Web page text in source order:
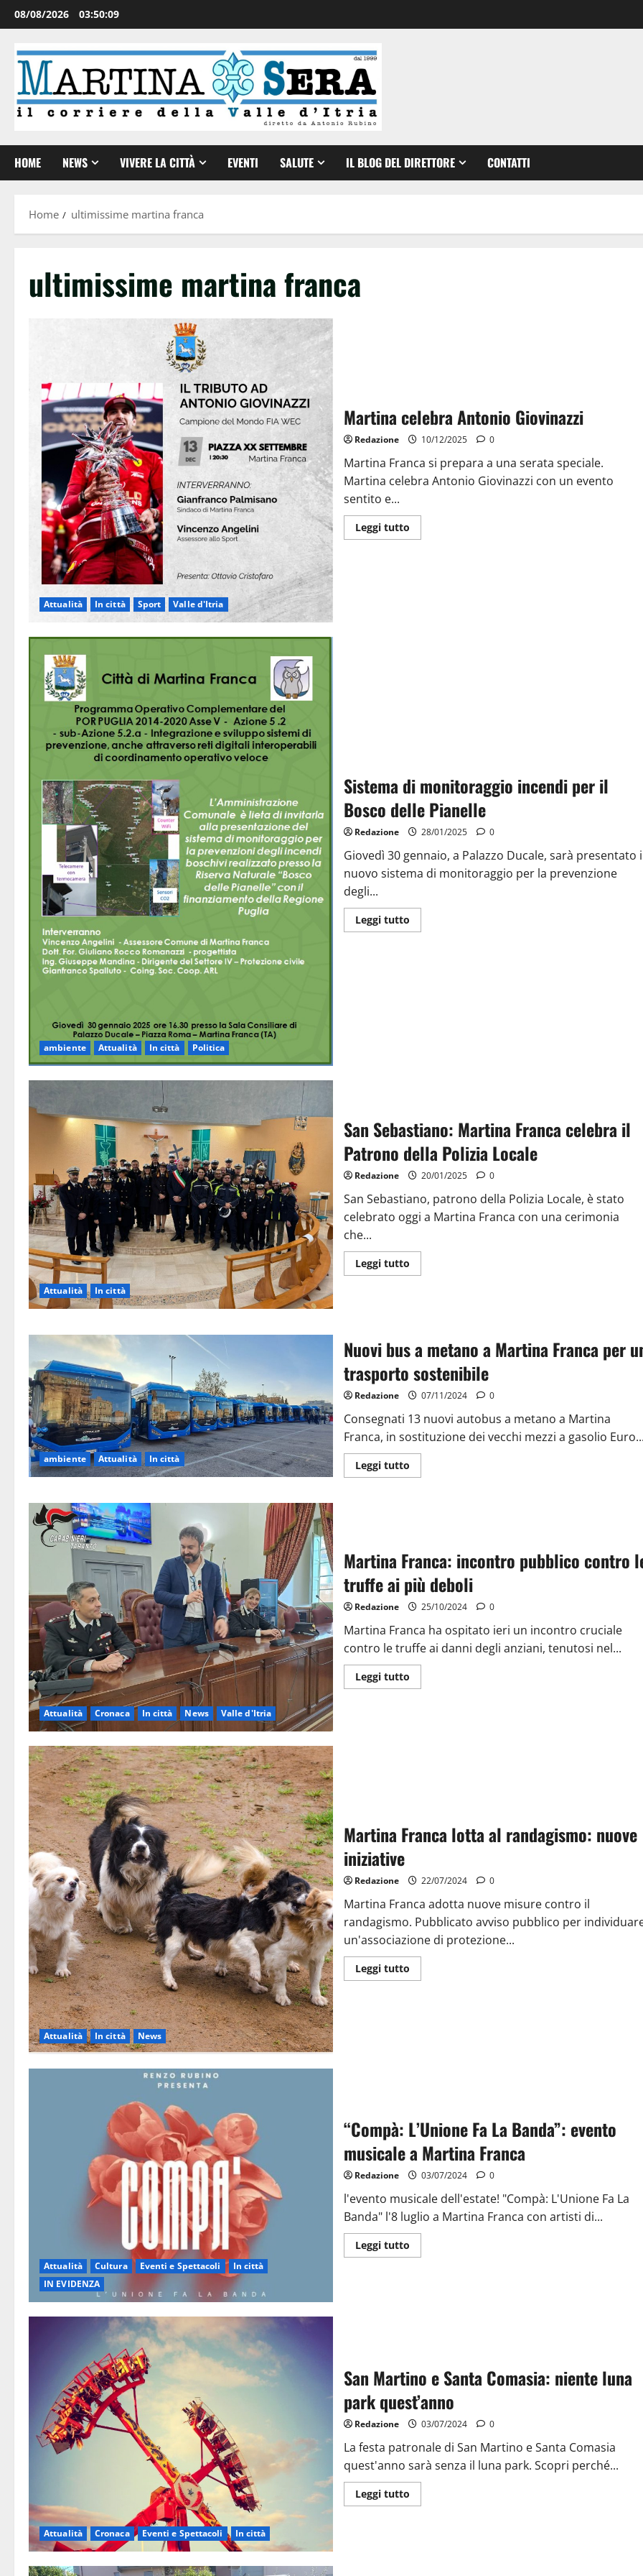
08/08/2026 03:50:11
HOME NEWS VIVERE LA CITTÀ EVENTI SALUTE IL BLOG DEL DIRETTORE CONTATTI
Home ultimissime martina franca
ultimissime martina franca
Attualità In città Sport Valle d'Itria
Martina celebra Antonio Giovinazzi
Redazione 10/12/2025 0
Martina Franca si prepara a una serata speciale.
Martina celebra Antonio Giovinazzi con un evento
sentito e...
Leggi tutto
ambiente Attualità In città Politica
Sistema di monitoraggio incendi per il
Bosco delle Pianelle
Redazione 28/01/2025 0
Giovedì 30 gennaio, a Palazzo Ducale, sarà presentato
nuovo sistema di monitoraggio per la prevenzione
degli...
Leggi tutto
Attualità In città
San Sebastiano: Martina Franca celebra il
Patrono della Polizia Locale
Redazione 20/01/2025 0
San Sebastiano, patrono della Polizia Locale, è stato
celebrato oggi a Martina Franca con una cerimonia
che...
Leggi tutto
ambiente Attualità In città
Nuovi bus a metano a Martina Franca per
trasporto sostenibile
Redazione 07/11/2024 0
Consegnati 13 nuovi autobus a metano a Martina
Franca, in sostituzione dei vecchi mezzi a gasolio
Leggi tutto
Attualità Cronaca In città News Valle d'Itria
Martina Franca: incontro pubblico contro
truffe ai più deboli
Redazione 25/10/2024 0
Martina Franca ha ospitato ieri un incontro cruciale
contro le truffe ai danni degli anziani, tenutosi nel...
Leggi tutto
Attualità In città News
Martina Franca lotta al randagismo: nuove
iniziative
Redazione 22/07/2024 0
Martina Franca adotta nuove misure contro il
randagismo. Pubblicato avviso pubblico per
un'associazione di protezione...
Leggi tutto
Attualità Cultura Eventi e Spettacoli
In città
IN EVIDENZA
“Compà: L’Unione Fa La Banda”: evento
musicale a Martina Franca
Redazione 03/07/2024 0
l'evento musicale dell'estate! "Compà: L'Unione Fa La
Banda" l'8 luglio a Martina Franca con artisti di...
Leggi tutto
Attualità Cronaca Eventi e Spettacoli In città
San Martino e Santa Comasia: niente luna
park quest’anno
Redazione 03/07/2024 0
La festa patronale di San Martino e Santa Comasia
quest'anno sarà senza il luna park. Scopri perché...
Leggi tutto